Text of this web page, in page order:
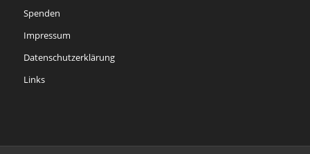
Spenden
Impressum
Datenschutzerklärung
Links